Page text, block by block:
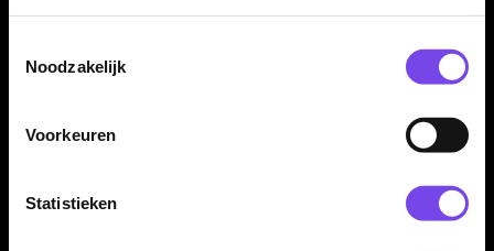
Noodzakelijk
Voorkeuren
Statistieken
assortiment steeltip dartpijlen, softtip darts, tungsten dartpijlen
eenvoudig op gewicht, grip, barrelvorm, materiaal, merk en
speelstijl, zodat je sneller een set kiest die past bij jouw worp.
Of je nu net begint, fanatiek traint of competitie speelt: de juiste
Daarom draait deze pagina niet alleen om aanbod, maar ook om